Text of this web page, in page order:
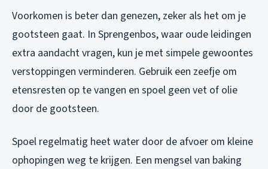
Voorkomen is beter dan genezen, zeker als het om je
gootsteen gaat. In Sprengenbos, waar oude leidingen
extra aandacht vragen, kun je met simpele gewoontes
verstoppingen verminderen. Gebruik een zeefje om
etensresten op te vangen en spoel geen vet of olie
door de gootsteen.
Spoel regelmatig heet water door de afvoer om kleine
ophopingen weg te krijgen. Een mengsel van baking